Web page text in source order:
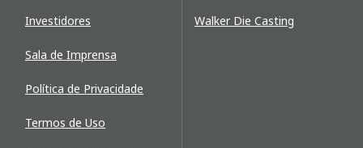
Investidores
Sala de Imprensa
Política de Privacidade
Termos de Uso
Walker Die Casting